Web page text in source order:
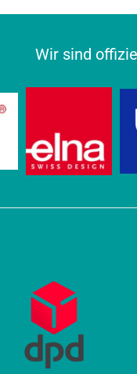
Wir sind